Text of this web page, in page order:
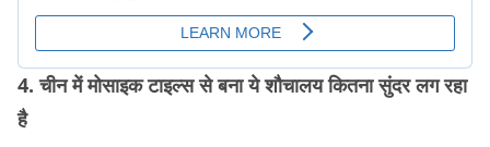
4. चीन में मोसाइक टाइल्स से बना ये शौचालय कितना सुंदर लग रहा
है